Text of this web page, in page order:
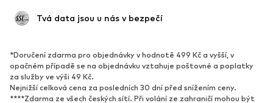
Kotníkové boty & kozačky
Polobotky
SPORT
Sportovní oblečení Druhy sportů
Tvá data jsou u nás v bezpečí
*Doručení zdarma pro objednávky v hodnotě 499 Kč a vyšší, v
opačném případě se na objednávku vztahuje poštovné a poplatky
za služby ve výši 49 Kč.
Nejnižší celková cena za posledních 30 dní před snížením ceny.
****Zdarma ze všech českých sítí. Při volání ze zahraničí mohou být